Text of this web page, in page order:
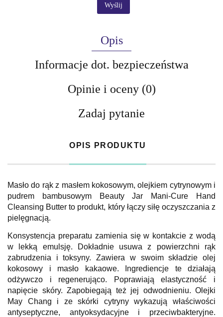
Wyślij
Opis
Informacje dot. bezpieczeństwa
Opinie i oceny (0)
Zadaj pytanie
OPIS PRODUKTU
Masło do rąk z masłem kokosowym, olejkiem cytrynowym i
pudrem bambusowym Beauty Jar Mani-Cure Hand
Cleansing Butter to produkt, który łączy siłę oczyszczania z
pielęgnacją.
Konsystencja preparatu zamienia się w kontakcie z wodą
w lekką emulsję. Dokładnie usuwa z powierzchni rąk
zabrudzenia i toksyny. Zawiera w swoim składzie olej
kokosowy i masło kakaowe. Ingrediencje te działają
odżywczo i regenerująco. Poprawiają elastyczność i
napięcie skóry. Zapobiegają też jej odwodnieniu. Olejki
May Chang i ze skórki cytryny wykazują właściwości
antyseptyczne, antyoksydacyjne i przeciwbakteryjne.